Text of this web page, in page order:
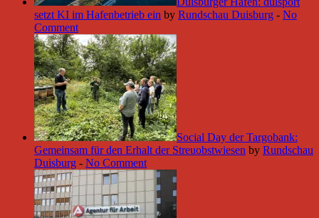
setzt KI im Hafenbetrieb ein by Rundschau Duisburg - No
Comment
Social Day der Targobank:
Gemeinsam für den Erhalt der Streuobstwiesen by Rundschau
Duisburg - No Comment